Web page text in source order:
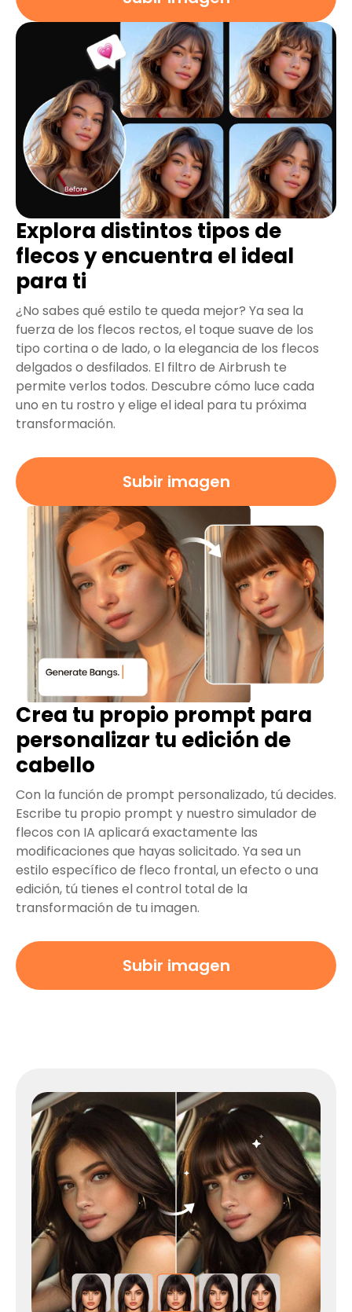
Explora distintos tipos de
flecos y encuentra el ideal
para ti
¿No sabes qué estilo te queda mejor? Ya sea la
fuerza de los flecos rectos, el toque suave de los
tipo cortina o de lado, o la elegancia de los flecos
delgados o desfilados. El filtro de Airbrush te
permite verlos todos. Descubre cómo luce cada
uno en tu rostro y elige el ideal para tu próxima
transformación.
Subir imagen
Crea tu propio prompt para
personalizar tu edición de
cabello
Con la función de prompt personalizado, tú decides.
Escribe tu propio prompt y nuestro simulador de
flecos con IA aplicará exactamente las
modificaciones que hayas solicitado. Ya sea un
estilo específico de fleco frontal, un efecto o una
edición, tú tienes el control total de la
transformación de tu imagen.
Subir imagen